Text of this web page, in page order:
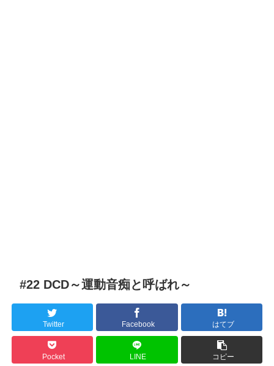
#22 DCD～運動音痴と呼ばれ～
Twitter Facebook はてブ
Pocket LINE コピー